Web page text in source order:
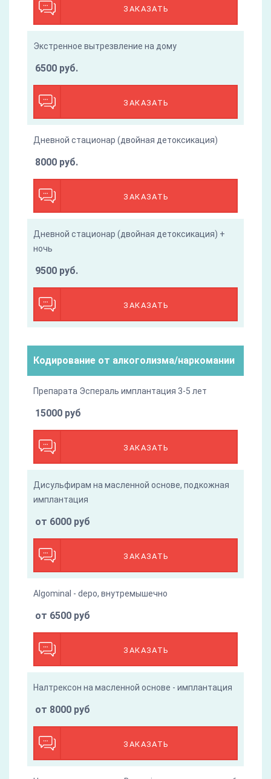
ЗАКАЗАТЬ
Экстренное вытрезвление на дому
ЗАКАЗАТЬ
6500 руб.
Дневной стационар (двойная детоксикация)
ЗАКАЗАТЬ
8000 руб.
Дневной стационар (двойная детоксикация) +
ночь
ЗАКАЗАТЬ
9500 руб.
Кодирование от алкоголизма/наркомании
Препарата Эспераль имплантация 3-5 лет
ЗАКАЗАТЬ
15000 руб
Дисульфирам на масленной основе, подкожная
имплантация
ЗАКАЗАТЬ
от 6000 руб
Algominal - depo, внутремышечно
ЗАКАЗАТЬ
от 6500 руб
Налтрексон на масленной основе - имплантация
ЗАКАЗАТЬ
от 8000 руб